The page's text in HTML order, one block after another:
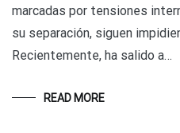
marcadas por tensiones
su separación, siguen
Recientemente, ha salido a…
READ MORE